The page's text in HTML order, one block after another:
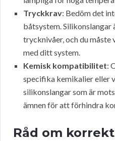
Tryckkrav: Bedöm det
båtsystem.
trycknivåer, och du måste
med ditt system.
Kemisk kompatibilitet:
specifika kemikalier eller
silikonslangar som är
ämnen för att förhindra
Råd om